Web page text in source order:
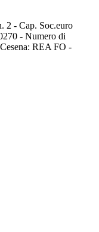
2 - Cap. Soc.euro
- Numero di
REA FO -